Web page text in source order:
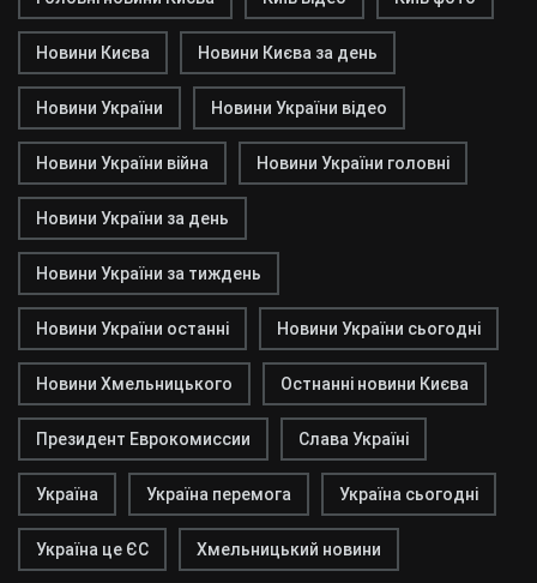
Новини Києва Новини Києва за день
Новини України Новини України відео
Новини України війна Новини України головні
Новини України за день
Новини України за тиждень
Новини України останні Новини України сьогодні
Новини Хмельницького Остнанні новини Києва
Президент Еврокомиссии Слава Україні
Україна Україна перемога Україна сьогодні
Україна це ЄС Хмельницький новини